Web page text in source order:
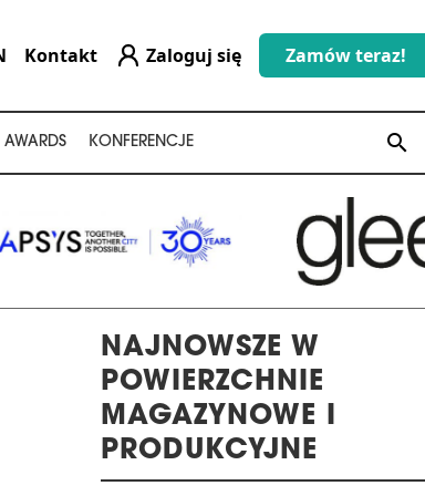
Kontakt Zaloguj się Zamów teraz!
AWARDS KONFERENCJE search
NAJNOWSZE W
POWIERZCHNIE
MAGAZYNOWE I
PRODUKCYJNE